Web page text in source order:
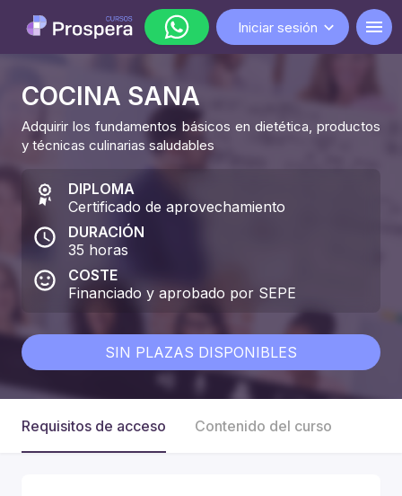
lunes a viernes de 9:00 a 18:00
Iniciar sesión
COCINA SANA
Adquirir los fundamentos básicos en dietética, productos
y técnicas culinarias saludables
DIPLOMA
Certificado de aprovechamiento
DURACIÓN
35 horas
COSTE
Financiado y aprobado por SEPE
SIN PLAZAS DISPONIBLES
Requisitos de acceso Contenido del curso